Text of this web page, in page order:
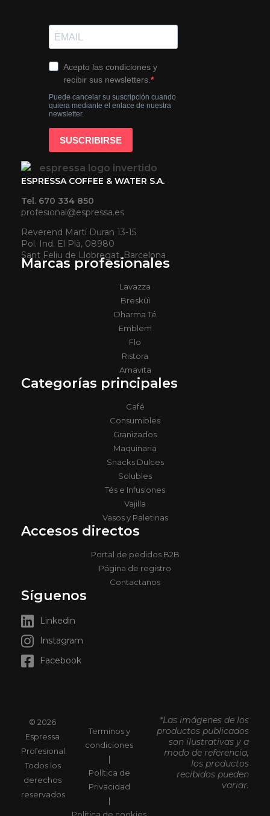
ESPRESSA COFFEE & WATER S.A.
Tel. 670 334 850
profesional@espressa.es
Reverend Martí Duran 13-15
Pol. Ind. El Plà, 08980
Sant Feliu de Llobregat, Barcelona
Marcas profesionales
Lavazza
Bresküì
Dharma Té
Emblem
Flo
Ristora
Amavita
Categorías principales
Café
Consumibles
Granizados
Maquinaria
Snacks Dulces
Solubles
Tés e Infusiones
Vajilla
Vasos y Paletinas
Accesos directos
Portal de pedidos B2B
Página de registro
Contactanos
Síguenos
Linkedin
Instagram
Facebook
© 2026
Espressa
Profesional.
Todos los
derechos
reservados.
Terminos y
condiciones
|
Política de
Privacidad
|
*Las imágenes de los
productos publicados
son ilustrativas y a
modo de referencia,
los productos
recibidos pueden
variar.